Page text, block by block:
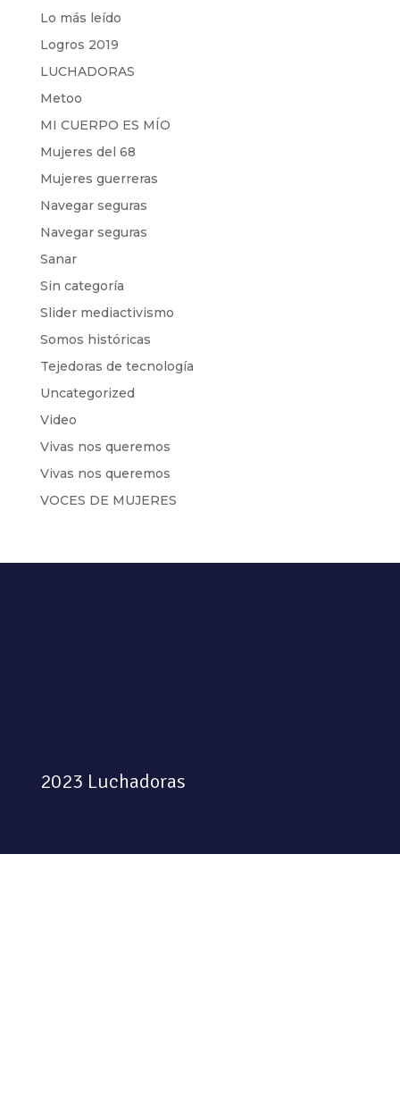
Lo más leído
Logros 2019
LUCHADORAS
Metoo
MI CUERPO ES MÍO
Mujeres del 68
Mujeres guerreras
Navegar seguras
Navegar seguras
Sanar
Sin categoría
Slider mediactivismo
Somos históricas
Tejedoras de tecnología
Uncategorized
Video
Vivas nos queremos
Vivas nos queremos
VOCES DE MUJERES
2023 Luchadoras